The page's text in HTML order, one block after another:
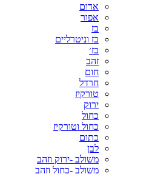
אדום
אפור
בז
בז וניטרליים
בז׳
זהב
חום
חרדל
טורקיז
ירוק
כחול
כחול וטורקיז
כתום
לבן
משולב -ירוק וזהב
משולב -כחול וזהב